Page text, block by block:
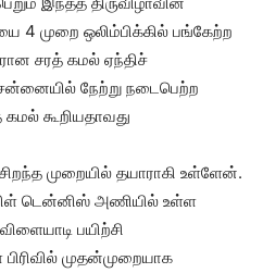
4 முறை ஒலிம்பிக்கில் பங்கேற்ற
சரத் கமல் ஏந்திச்
நேற்று நடைபெற்ற
கூறியதாவது
முறையில் தயாராகி உள்ளேன்.
டென்னிஸ் அணியில் உள்ள
பயிற்சி
முதன்முறையாக